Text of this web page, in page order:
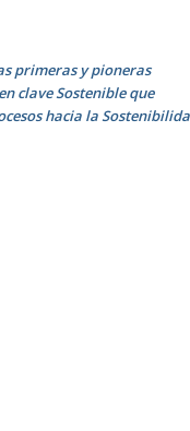
primeras y pioneras
clave Sostenible que
hacia la